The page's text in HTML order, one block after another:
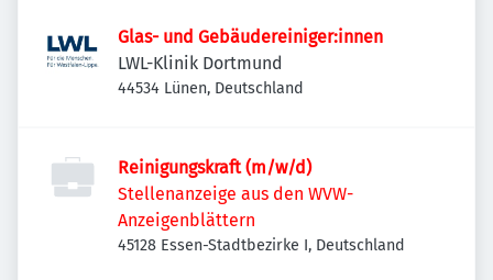
Glas- und Gebäudereiniger:innen
LWL-Klinik Dortmund
44534 Lünen, Deutschland
Reinigungskraft (m/w/d)
Stellenanzeige aus den WVW-
Anzeigenblättern
45128 Essen-Stadtbezirke I, Deutschland